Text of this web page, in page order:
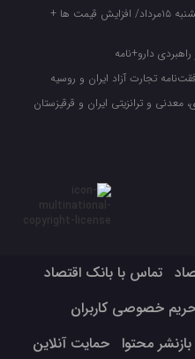
قیمت طلا، دلار و سکه امروز پنجشنبه ۱۵مرداد/ افزایش قیمت ها +
دارو+نامه
تجارت آزاد ایران و روسیه
و ترانزیتی ایران و قرقیزستان
تماس با بانک اقتصاد
خصوصی کاربران
محتوا حمایت آنلاین